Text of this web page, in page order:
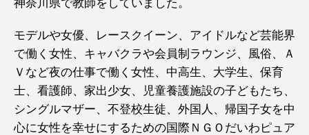
神奈川県で教師をしていました。
モデルや女優、レースクイーン、アイドルなど芸能界
で働く女性、キャバクラや会員制ラウンジ、風俗、Ａ
Ｖなど夜の仕事で働く女性、中高生、大学生、保育
士、看護師、家出少女、児童養護施設の子どもたち、
シングルマザー、不登校生徒、外国人、帰国子女を中
心に女性を幸せにするための国際ＮＧＯだいわピュア